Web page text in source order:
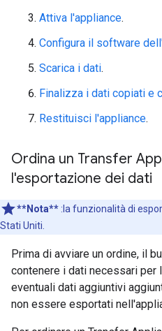
Attiva l'appliance.
Configura il software
Scarica i dati.
Finalizza i dati copiati e
Restituisci l'appliance.
Ordina un Transfer
l'esportazione dei dati
**Nota** :la funzionalità di
Stati Uniti.
Prima di avviare un ordine, il
contenere i dati necessari per
eventuali dati aggiuntivi
non essere esportati